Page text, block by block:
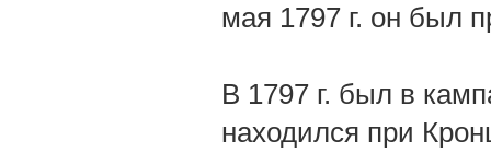
мая 1797 г. он был
В 1797 г. был в
находился при